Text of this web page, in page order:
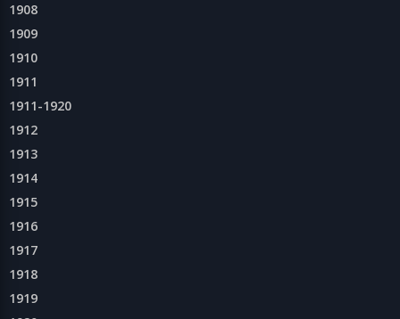
1908
1909
1910
1911
1911-1920
1912
1913
1914
1915
1916
1917
1918
1919